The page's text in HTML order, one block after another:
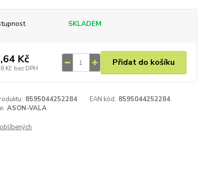
SKLADEM
Kč
Kč bez DPH
Přidat do košíku
8595044252284 EAN kód: 8595044252284
ASON-VALA